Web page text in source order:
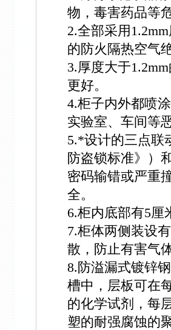
物，毒害药品等
2.全部采用
的防火隔热空气
3.厚度大于
更好。
4.柜子内外都喷
实验室、车间等
5.*设计的三点联
防盗锁标准》）
密码输错或严重
全。
6.柜内底部有5厘
7.柜体两侧装设
散，防止有害气
8.防溢漏式镀锌
槽中，层板可在
的化学试剂，每
塑的耐强腐蚀的